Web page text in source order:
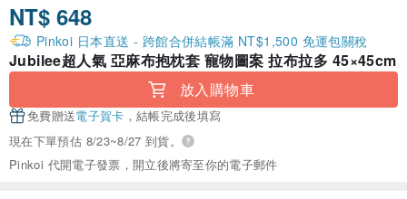
NT$ 648
Pinkoi 日本直送 - 跨館合併結帳滿 NT$1,500 免運包關稅
Jubilee超人氣 亞麻布抱枕套 寵物圖案 拉布拉多 45×45cm
放入購物車
免費贈送電子賀卡 ，結帳完成後填寫
現在下單預估 8/23~8/27 到貨。
Pinkoi 代開電子發票，開立後將寄至你的電子郵件